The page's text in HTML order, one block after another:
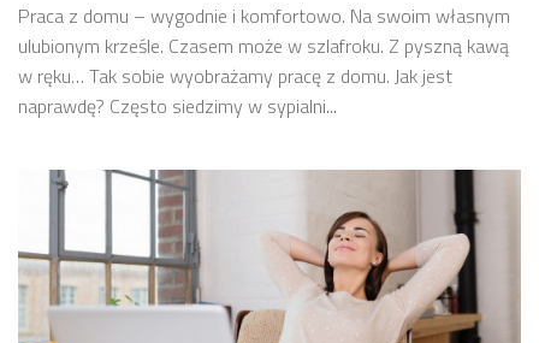
Praca z domu – wygodnie i komfortowo. Na swoim własnym
ulubionym krześle. Czasem może w szlafroku. Z pyszną kawą
w ręku… Tak sobie wyobrażamy pracę z domu. Jak jest
naprawdę? Często siedzimy w sypialni...